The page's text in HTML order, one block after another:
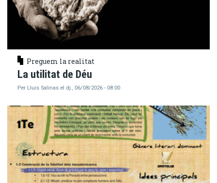
Preguem la realitat
La utilitat de Déu
Per Lluis Salinas el dj., 06/08/2026 - 08:00